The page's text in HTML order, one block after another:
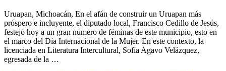
Uruapan, Michoacán, En el afán de construir un Uruapan más
próspero e incluyente, el diputado local, Francisco Cedillo de Jesús,
festejó hoy a un gran número de féminas de este municipio, esto en
el marco del Día Internacional de la Mujer. En este contexto, la
licenciada en Literatura Intercultural, Sofía Agavo Velázquez,
egresada de la …